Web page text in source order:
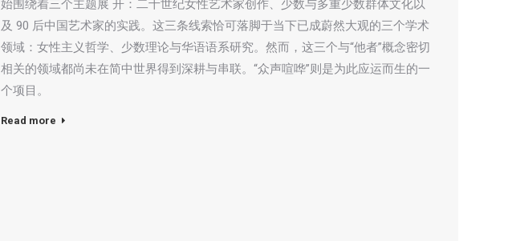
始围绕着三个主题展 开：二十世纪女性艺术家创作、少数与多重少数群体文化以
及 90 后中国艺术家的实践。这三条线索恰可落脚于当下已成蔚然大观的三个学术
领域：女性主义哲学、少数理论与华语语系研究。然而，这三个与“他者”概念密切
相关的领域都尚未在简中世界得到深耕与串联。“众声喧哗”则是为此应运而生的一
个项目。
Read more